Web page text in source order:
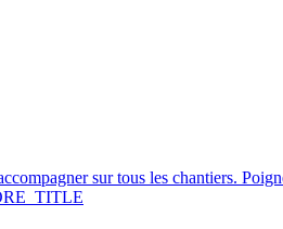
sur tous les chantiers.